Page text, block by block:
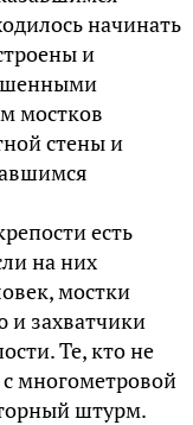
начинать
и
мостков
стены и
есть
на них
мостки
и захватчики
Те, кто не
многометровой
штурм.